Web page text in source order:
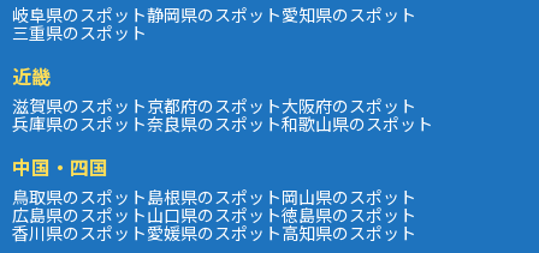
岐阜県のスポット静岡県のスポット愛知県のスポット
三重県のスポット
近畿
滋賀県のスポット京都府のスポット大阪府のスポット
兵庫県のスポット奈良県のスポット和歌山県のスポット
中国・四国
鳥取県のスポット島根県のスポット岡山県のスポット
広島県のスポット山口県のスポット徳島県のスポット
香川県のスポット愛媛県のスポット高知県のスポット